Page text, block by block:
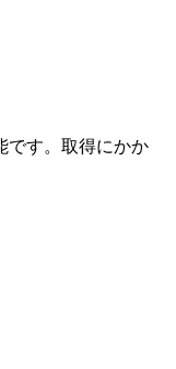
です。取得にかか